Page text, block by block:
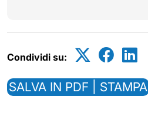
Condividi su:
SALVA IN PDF | STAMPA